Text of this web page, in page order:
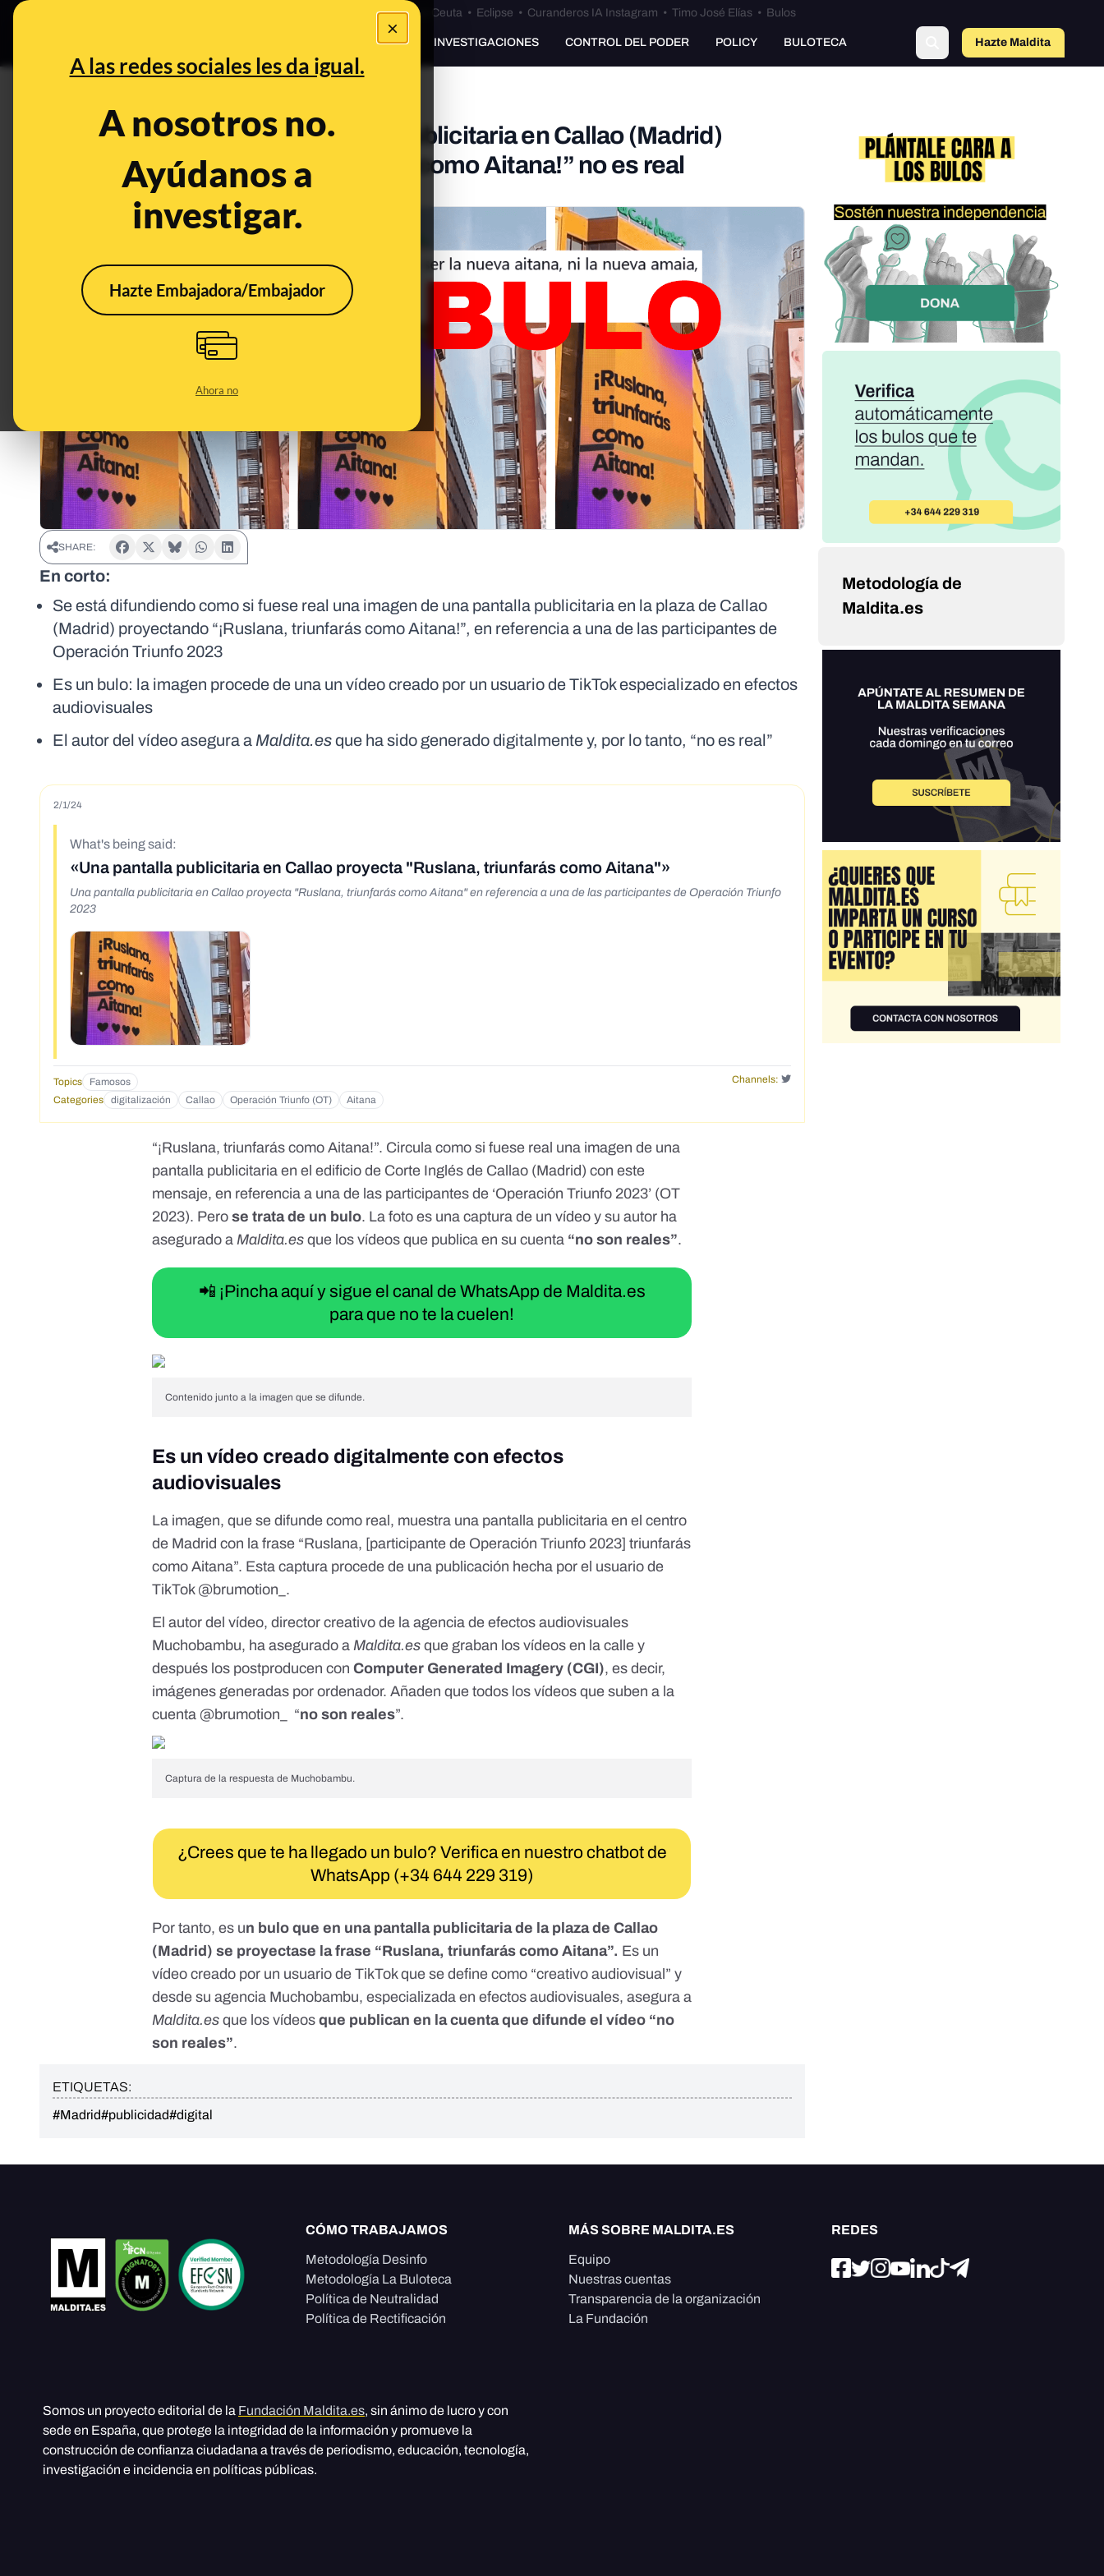
×
A las redes sociales les da igual.
A nosotros no.
Ayúdanos a
investigar.
Hazte Embajadora/Embajador
Ahora no
Especial Ceuta•Bulos Ceuta • Eclipse • Curanderos IA Instagram • Timo José Elías • Bulos
PREBUNKING INVESTIGACIONES CONTROL DEL PODER POLICY BULOTECA Hazte Maldito
a
No, esta imagen de una pantalla publicitaria en Callao (Madrid)
proyectando “¡Ruslana, triunfarás como Aitana!” no es real
Feb 1, 2024, 9:34:46 AM
SHARE:
En corto:
Se está difundiendo como si fuese real una imagen de una pantalla publicitaria en la plaza de Callao
(Madrid) proyectando “¡Ruslana, triunfarás como Aitana!”, en referencia a una de las participantes de
Operación Triunfo 2023
Es un bulo: la imagen procede de una un vídeo creado por un usuario de TikTok especializado en efectos
audiovisuales
El autor del vídeo asegura a Maldita.esque ha sido generado digitalmente y, por lo tanto, “no es real”
2/1/24
What's being said:
«Una pantalla publicitaria en Callao proyecta "Ruslana, triunfarás como Aitana"»
Una pantalla publicitaria en Callao proyecta "Ruslana, triunfarás como Aitana" en referencia a una de las participantes de Operación Triunfo
2023
Topics Famosos
Channels:
Categories
digitalización Callao Operación Triunfo (OT) Aitana
“¡Ruslana, triunfarás como Aitana!”. Circulacomo si fuese real una imagen de una
pantalla publicitaria en el edificio de Corte Inglés de Callao (Madrid) coneste
mensaje,en referencia a una de las participantes de ‘Operación Triunfo 2023’ (OT
2023). Perose trata de un bulo. La foto es una captura de un vídeo y su autor ha
asegurado aMaldita.es que los vídeos que publica en su cuenta “no son reales”.
📲 ¡Pincha aquí y sigue el canal de WhatsApp de Maldita.es
para que no te la cuelen!
Contenido junto a la imagen que se difunde.
Es un vídeo creado digitalmente con efectos
audiovisuales
La imagen, que se difunde como real, muestra una pantalla publicitaria en el centro
de Madrid con la frase “Ruslana, [participante de Operación Triunfo 2023] triunfarás
como Aitana”. Esta captura procede de una publicación hecha por el usuario de
TikTok @brumotion_ .
El autor del vídeo, director creativo de la agencia de efectos audiovisuales
Muchobambu, ha asegurado aMaldita.es que graban los vídeos en la calle y
después los postproducen con Computer Generated Imagery (CGI), es decir,
imágenes generadas por ordenador. Añaden que todos los vídeos que suben a la
cuenta @brumotion_ “no son reales”.
Captura de la respuesta de Muchobambu.
¿Crees que te ha llegado un bulo? Verifica en nuestro chatbot de
WhatsApp (+34 644 229 319)
Por tanto, es un bulo que en una pantalla publicitaria de la plaza de Callao
(Madrid) se proyectase la frase “Ruslana, triunfarás como Aitana”. Es un
vídeo creado por un usuario de TikTok que se define como “creativo audiovisual” y
desde su agencia Muchobambu, especializada en efectos audiovisuales, asegura a
Maldita.es que los vídeos que publican en la cuenta que difunde el vídeo “no
son reales”.
ETIQUETAS:
#Madrid#publicidad#digital
Metodología de
Maldita.es
CÓMO TRABAJAMOS
Metodología Desinfo
Metodología La Buloteca
Política de Neutralidad
Política de Rectificación
MÁS SOBRE MALDITA.ES
Equipo
Nuestras cuentas
Transparencia de la organización
La Fundación
REDES
Somos un proyecto editorial de la Fundación Maldita.es, sin ánimo de lucro y con
sede en España, que protege la integridad de la información y promueve la
construcción de confianza ciudadana a través de periodismo, educación, tecnología,
investigación e incidencia en políticas públicas.